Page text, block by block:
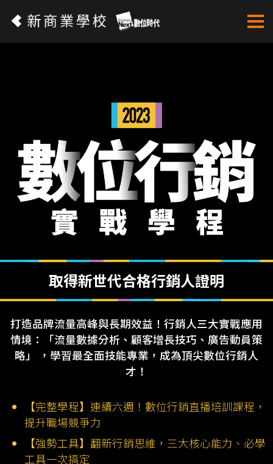
取得新世代合格行銷人證明
打造品牌流量高峰與長期效益！行銷人三大實戰應用
情境：「流量數據分析、顧客增長技巧、廣告動員策
略」 ，學習最全面技能專業，成為頂尖數位行銷人
才！
【完整學程】連續六週！數位行銷直播培訓課程，
提升職場競爭力
【強勢工具】翻新行銷思維，三大核心能力、必學
工具一次搞定